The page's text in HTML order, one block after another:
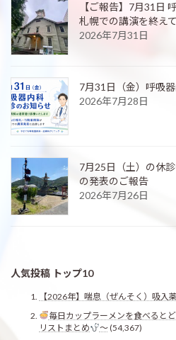
【ご報告】7月31日
札幌での講演を終えて
2026年7月31日
7月31日（金）呼吸
2026年7月28日
7月25日（土）の休
の発表のご報告
2026年7月26日
人気投稿 トップ10
【2026年】喘息（ぜんそく）吸
毎日カップラーメンを食べると
リストまとめ
〜(54,367)